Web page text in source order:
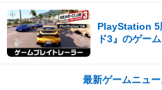
PlayStation 5
ド3』のゲー
最新ゲームニュ